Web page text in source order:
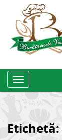
Toggle
Navigation
Etichetă: